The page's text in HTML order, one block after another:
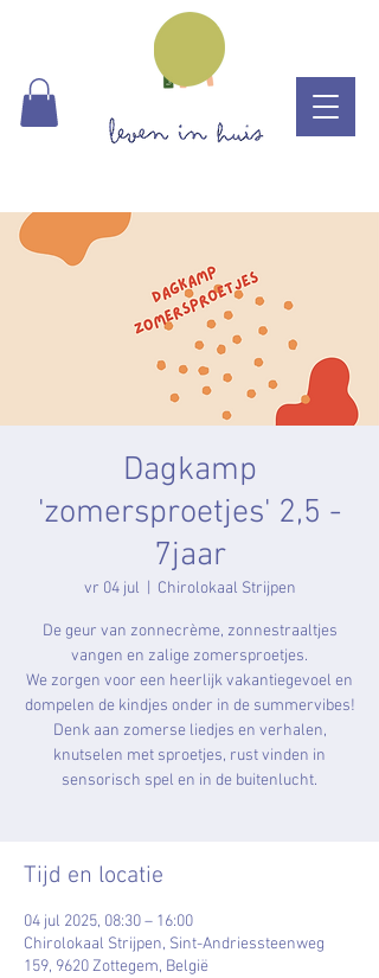
Dagkamp
'zomersproetjes' 2,5 -
7jaar
vr 04 jul Chirolokaal Strijpen
De geur van zonnecrème, zonnestraaltjes
vangen en zalige zomersproetjes.
We zorgen voor een heerlijk vakantiegevoel en
dompelen de kindjes onder in de summervibes!
Denk aan zomerse liedjes en verhalen,
knutselen met sproetjes, rust vinden in
sensorisch spel en in de buitenlucht.
Tijd en locatie
04 jul 2025, 08:30 – 16:00
Chirolokaal Strijpen, Sint-Andriessteenweg
159, 9620 Zottegem, België